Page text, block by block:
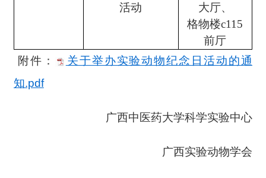
活动
大厅、
格物楼c115
前厅
附件：
关于举办实验动物纪念日活动的通
知.pdf
广西中医药大学科学实验中心
广西实验动物学会